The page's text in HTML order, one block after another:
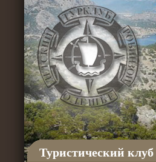
Туристический